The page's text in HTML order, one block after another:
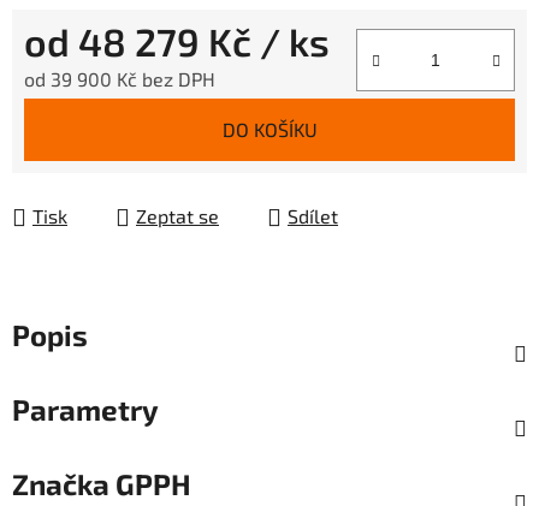
od 48 279 Kč / ks
od 39 900 Kč bez DPH
DO KOŠÍKU
Tisk Zeptat se Sdílet
Popis
Parametry
Značka GPPH